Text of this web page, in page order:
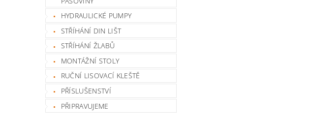
HYDRAULICKÉ PUMPY
STŘÍHÁNÍ DIN LIŠT
STŘÍHÁNÍ ŽLABŮ
MONTÁŽNÍ STOLY
RUČNÍ LISOVACÍ KLEŠTĚ
PŘÍSLUŠENSTVÍ
PŘIPRAVUJEME